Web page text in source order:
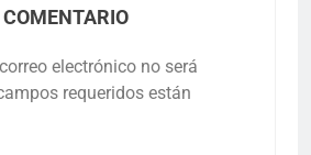
electrónico no será
requeridos están